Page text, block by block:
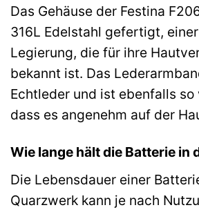
Das Gehäuse der Festina
316L Edelstahl gefertigt,
Legierung, die für ihre
bekannt ist. Das
Echtleder und ist ebenfalls
dass es angenehm auf der
Wie lange hält die Batterie in
Die Lebensdauer einer
Quarzwerk kann je nach